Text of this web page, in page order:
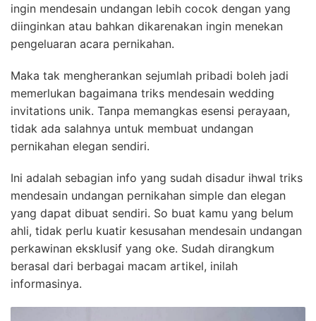
ingin mendesain undangan lebih cocok dengan yang
diinginkan atau bahkan dikarenakan ingin menekan
pengeluaran acara pernikahan.
Maka tak mengherankan sejumlah pribadi boleh jadi
memerlukan bagaimana triks mendesain wedding
invitations unik. Tanpa memangkas esensi perayaan,
tidak ada salahnya untuk membuat undangan
pernikahan elegan sendiri.
Ini adalah sebagian info yang sudah disadur ihwal triks
mendesain undangan pernikahan simple dan elegan
yang dapat dibuat sendiri. So buat kamu yang belum
ahli, tidak perlu kuatir kesusahan mendesain undangan
perkawinan eksklusif yang oke. Sudah dirangkum
berasal dari berbagai macam artikel, inilah
informasinya.